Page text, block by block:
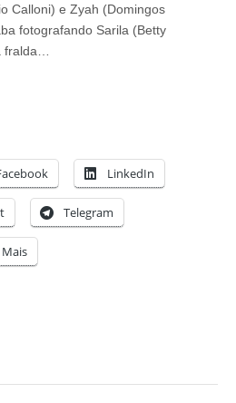
engana
e
casa
de
Zyah
Calloni) e Zyah (Domingos
fotografando Sarila (Betty
fralda…
LinkedIn
Telegram
Mais